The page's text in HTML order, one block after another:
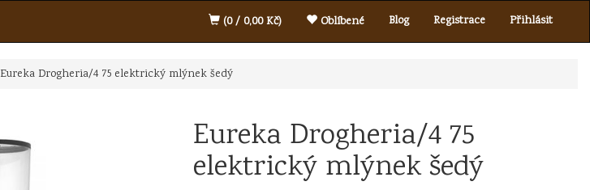
Blog Registrace Přihlásit
(0 / 0,00 Kč) Oblíbené
Eureka Drogheria/4 75 elektrický mlýnek šedý
Eureka Drogheria/4 75
elektrický mlýnek šedý